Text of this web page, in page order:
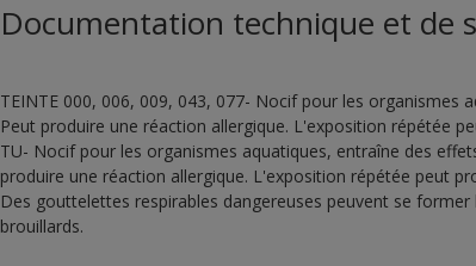
Documentation technique et de
TEINTE 000, 006, 009, 043, 077- Nocif pour les organismes
Peut produire une réaction allergique. L'exposition répétée
TU- Nocif pour les organismes aquatiques, entraîne des
produire une réaction allergique. L'exposition répétée peut
Des gouttelettes respirables dangereuses peuvent se
brouillards.